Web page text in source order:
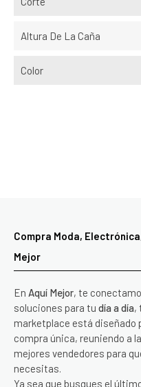
Altura De La Caña
Color
Compra Moda,
Mejor
En Aquí Mejor, te
soluciones para tu día a día,
marketplace está diseñado
compra única, reuniendo a
mejores vendedores para
necesitas.
Ya sea que busques el